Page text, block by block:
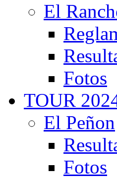
El
Fotos
TOUR
El Peñon
Fotos